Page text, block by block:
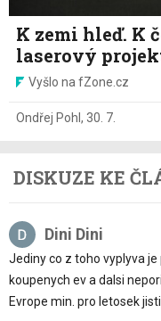
K zemi hleď. K
laserový
Vyšlo na fZone.cz
Ondřej Pohl , 30. 7.
DISKUZE KE
Dini Dini
Jediny co z toho vyplyva
koupenych ev a dalsi
Evrope min. pro letosek